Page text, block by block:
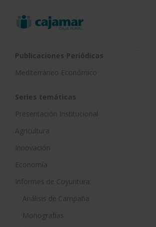
Publicaciones Periódicas
Mediterráneo Económico
Series temáticas
Presentación Institucional
Agricultura
Innovación
Economía
Informes de Coyuntura:
Análisis de Campaña
Monografías